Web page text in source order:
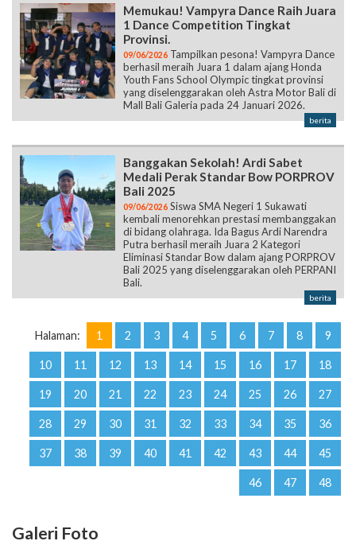
Memukau! Vampyra Dance Raih Juara
1 Dance Competition Tingkat
Provinsi.
09/06/2026 Tampilkan pesona! Vampyra Dance
berhasil meraih Juara 1 dalam ajang Honda
Youth Fans School Olympic tingkat provinsi
yang diselenggarakan oleh Astra Motor Bali di
Mall Bali Galeria pada 24 Januari 2026.
berita
Banggakan Sekolah! Ardi Sabet
Medali Perak Standar Bow PORPROV
Bali 2025
09/06/2026 Siswa SMA Negeri 1 Sukawati
kembali menorehkan prestasi membanggakan
di bidang olahraga. Ida Bagus Ardi Narendra
Putra berhasil meraih Juara 2 Kategori
Eliminasi Standar Bow dalam ajang PORPROV
Bali 2025 yang diselenggarakan oleh PERPANI
Bali.
berita
Halaman: 1 2 3 4 5 6 7 8 9
10 11 12 13 14 15 16 17 18
19 20 21 22 23 24 25 26 27
28 29 30 31 32 33 34 35 36
37 38 39 40 41 42 43 44 45
46 47 48
Galeri Foto